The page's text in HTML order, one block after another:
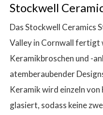
Stockwell
Das Stockwell Ceramics
Valley in Cornwall fertigt
Keramikbroschen und -
atemberaubender
Keramik wird einzeln
glasiert, sodass keine